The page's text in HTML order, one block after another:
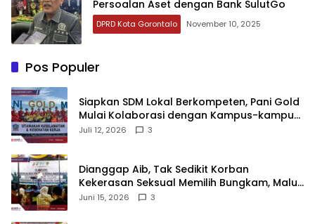
Persoalan Aset dengan Bank SulutGo
DPRD Kota Gorontalo November 10, 2025
Pos Populer
‎Siapkan SDM Lokal Berkompeten, Pani Gold
Mulai Kolaborasi dengan Kampus-kampus
di Gorontalo
Juli 12, 2026 3
‎Dianggap Aib, Tak Sedikit Korban
Kekerasan Seksual Memilih Bungkam, Malu
untuk Melapor!‎
Juni 15, 2026 3